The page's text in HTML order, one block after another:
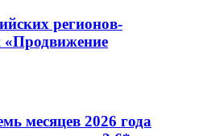
регионов-
«Продвижение
месяцев 2026 года